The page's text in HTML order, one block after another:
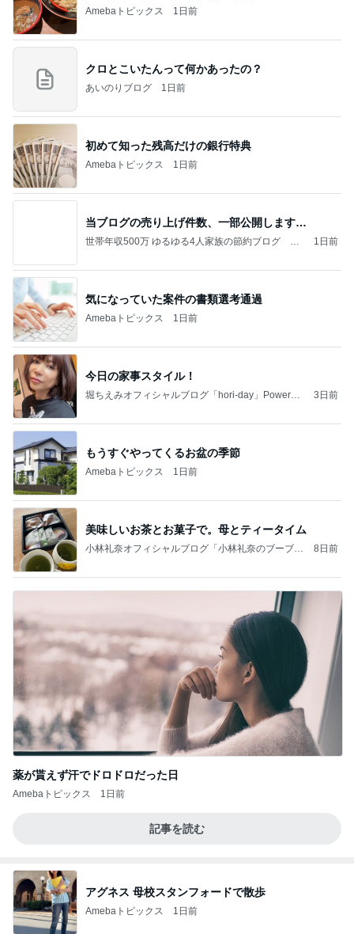
Amebaトピックス 1日前
クロとこいたんって何かあったの？
あいのりブログ 1日前
初めて知った残高だけの銀行特典
Amebaトピックス 1日前
当ブログの売り上げ件数、一部公開します…
世帯年収500万 ゆるゆる4人家族の節約ブログ 〜
1日前
気になっていた案件の書類選考通過
Amebaトピックス 1日前
今日の家事スタイル！
堀ちえみオフィシャルブログ「hori-day」Powered
3日前
もうすぐやってくるお盆の季節
Amebaトピックス 1日前
美味しいお茶とお菓子で。母とティータイム
小林礼奈オフィシャルブログ「小林礼奈のブーブー
8日前
薬が貰えず汗でドロドロだった日
Amebaトピックス 1日前
記事を読む
アグネス 母校スタンフォードで散歩
Amebaトピックス 1日前